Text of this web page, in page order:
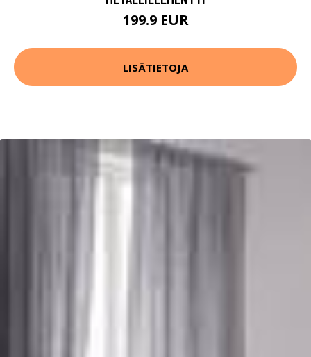
199.9 EUR
LISÄTIETOJA